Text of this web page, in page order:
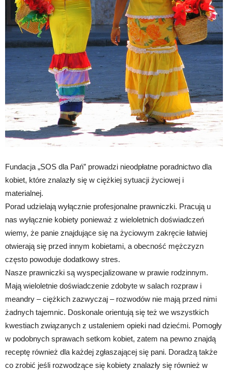
Fundacja „SOS dla Pań” prowadzi nieodpłatne poradnictwo dla
kobiet, które znalazły się w ciężkiej sytuacji życiowej i
materialnej.
Porad udzielają wyłącznie profesjonalne prawniczki. Pracują u
nas wyłącznie kobiety ponieważ z wieloletnich doświadczeń
wiemy, że panie znajdujące się na życiowym zakręcie łatwiej
otwierają się przed innym kobietami, a obecność mężczyzn
często powoduje dodatkowy stres.
Nasze prawniczki są wyspecjalizowane w prawie rodzinnym.
Mają wieloletnie doświadczenie zdobyte w salach rozpraw i
meandry – ciężkich zazwyczaj – rozwodów nie mają przed nimi
żadnych tajemnic. Doskonale orientują się też we wszystkich
kwestiach związanych z ustaleniem opieki nad dziećmi. Pomogły
w podobnych sprawach setkom kobiet, zatem na pewno znajdą
receptę również dla każdej zgłaszającej się pani. Doradzą także
co zrobić jeśli rozwodzące się kobiety znalazły się również w